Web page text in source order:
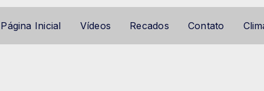
Página Inicial Vídeos Recados Contato